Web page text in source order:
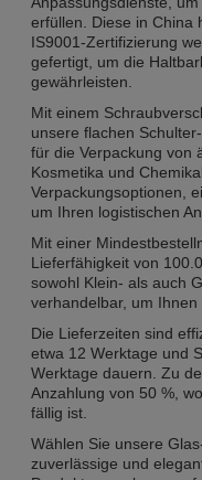
erfüllen. Diese in China
IS9001-Zertifizierung
gefertigt, um die
gewährleisten.
Mit einem
unsere flachen
für die Verpackung von
Kosmetika und
Verpackungsoptionen,
um Ihren logistischen
Mit einer
Lieferfähigkeit von
sowohl Klein- als auch
verhandelbar, um Ihnen
Die Lieferzeiten sind
etwa 12 Werktage und
Werktage dauern. Zu
Anzahlung von 50 %,
fällig ist.
Wählen Sie unsere
zuverlässige und